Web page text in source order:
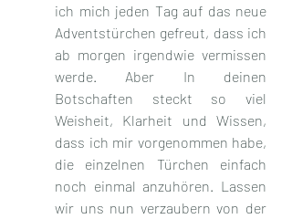
ich mich jeden Tag auf das neue
Adventstürchen gefreut, dass ich
ab morgen irgendwie vermissen
werde. Aber In deinen
Botschaften steckt so viel
Weisheit, Klarheit und Wissen,
dass ich mir vorgenommen habe,
die einzelnen Türchen einfach
noch einmal anzuhören. Lassen
wir uns nun verzaubern von der